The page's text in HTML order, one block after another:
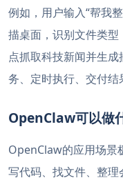
例如，用户输入“帮我
描桌面，识别文件类
点抓取科技新闻并生
务、定时执行、交付结
OpenClaw可以做
OpenClaw的应用场景
写代码、找文件、整